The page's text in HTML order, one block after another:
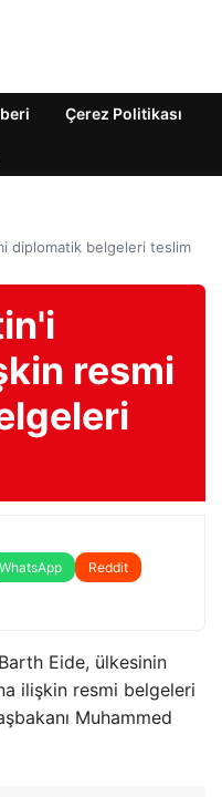
Çerez Politikası
diplomatik belgeleri teslim
resmi
WhatsApp
Reddit
Eide, ülkesinin
ilişkin resmi belgeleri
Muhammed